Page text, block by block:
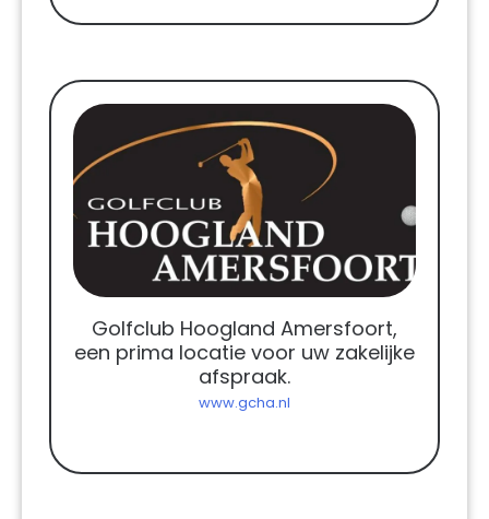
Golfclub Hoogland Amersfoort,
een prima locatie voor uw zakelijke
afspraak.
www.gcha.nl